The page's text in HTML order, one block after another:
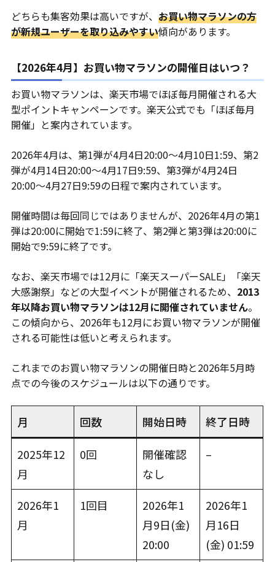
どちらも集客効果は高いですが、お買い物マラソンの方
が新規ユーザーを取り込みやすい傾向があります。
【2026年4月】お買い物マラソンの開催日はいつ？
お買い物マラソンは、楽天市場でほぼ毎月開催される大
型ポイントキャンペーンです。楽天公式でも「ほぼ毎月
開催」と案内されています。
2026年4月は、第1弾が4月4日20:00〜4月10日1:59、第2
弾が4月14日20:00〜4月17日9:59、第3弾が4月24日
20:00〜4月27日9:59の日程で案内されています。
開催時間は毎回同じではありませんが、2026年4月の第1
弾は20:00に開始で1:59に終了、第2弾と第3弾は20:00に
開始で9:59に終了です。
なお、楽天市場では12月に「楽天スーパーSALE」「楽天
大感謝祭」などの大型イベントが開催されるため、 2013
年以降お買い物マラソンは12月に開催されていません。
この傾向から、2026年も12月にお買い物マラソンが開催
される可能性は低いと考えられます。
これまでのお買い物マラソンの開催日時と2026年5月時
点での今後のスケジュールは以下の通りです。
月 回数 開始日時 終了日時
2025年12
月
0回
開催確認
なし
–
2026年1
月
1回目
2026年1
月9日(金)
20:00
2026年1
月16日
(金) 01:59